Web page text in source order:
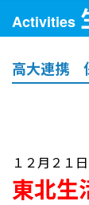
Activities
高大連携
１２月２１日
東北生